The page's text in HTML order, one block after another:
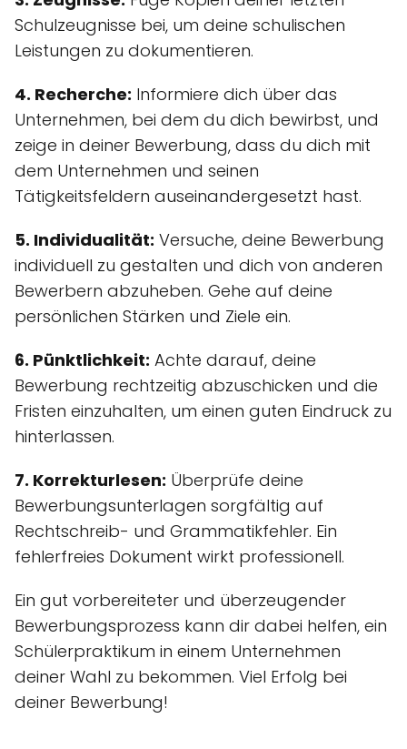
Schulzeugnisse bei, um deine schulischen
Leistungen zu dokumentieren.
4. Recherche: Informiere dich über das
Unternehmen, bei dem du dich bewirbst, und
zeige in deiner Bewerbung, dass du dich mit
dem Unternehmen und seinen
Tätigkeitsfeldern auseinandergesetzt hast.
5. Individualität: Versuche, deine Bewerbung
individuell zu gestalten und dich von anderen
Bewerbern abzuheben. Gehe auf deine
persönlichen Stärken und Ziele ein.
6. Pünktlichkeit: Achte darauf, deine
Bewerbung rechtzeitig abzuschicken und die
Fristen einzuhalten, um einen guten Eindruck zu
hinterlassen.
7. Korrekturlesen: Überprüfe deine
Bewerbungsunterlagen sorgfältig auf
Rechtschreib- und Grammatikfehler. Ein
fehlerfreies Dokument wirkt professionell.
Ein gut vorbereiteter und überzeugender
Bewerbungsprozess kann dir dabei helfen, ein
Schülerpraktikum in einem Unternehmen
deiner Wahl zu bekommen. Viel Erfolg bei
deiner Bewerbung!